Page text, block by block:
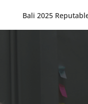
Bali 2025